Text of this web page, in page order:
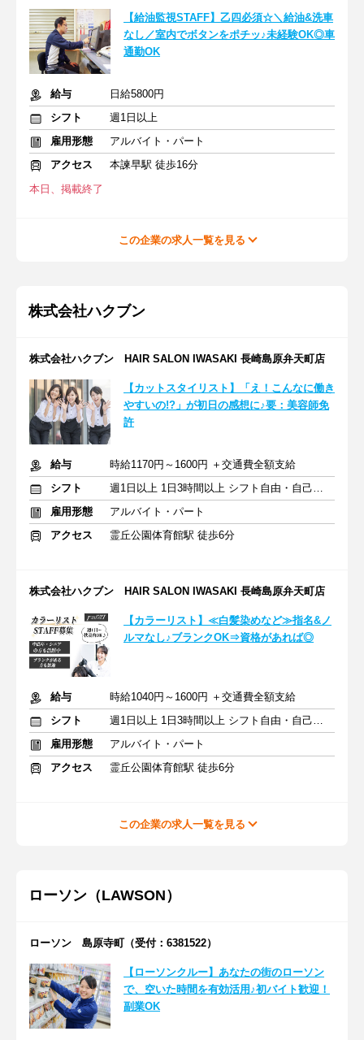
【給油監視STAFF】乙四必須☆＼給油&洗車
なし／室内でボタンをポチッ♪未経験OK◎車
通勤OK
給与
日給5800円
シフト
週1日以上
雇用形態
アルバイト・パート
アクセス
本諫早駅 徒歩16分
本日、掲載終了
この企業の求人一覧を見る
株式会社ハクブン
株式会社ハクブン HAIR SALON IWASAKI 長崎島原弁天町店
【カットスタイリスト】「え！こんなに働き
やすいの!?」が初日の感想に♪要：美容師免
許
給与
時給1170円～1600円 ＋交通費全額支給
シフト
週1日以上 1日3時間以上 シフト自由・自己申告
雇用形態
アルバイト・パート
アクセス
霊丘公園体育館駅 徒歩6分
株式会社ハクブン HAIR SALON IWASAKI 長崎島原弁天町店
【カラーリスト】≪白髪染めなど≫指名&ノ
ルマなし♪ブランクOK⇒資格があれば◎
給与
時給1040円～1600円 ＋交通費全額支給
シフト
週1日以上 1日3時間以上 シフト自由・自己申告
雇用形態
アルバイト・パート
アクセス
霊丘公園体育館駅 徒歩6分
この企業の求人一覧を見る
ローソン（LAWSON）
ローソン 島原寺町（受付：6381522）
【ローソンクルー】あなたの街のローソン
で、空いた時間を有効活用♪初バイト歓迎！
副業OK